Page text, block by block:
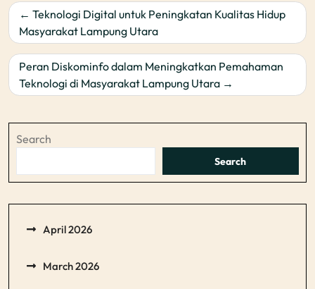
Post
navigation
Teknologi Digital untuk Peningkatan Kualitas Hidup
Masyarakat Lampung Utara
Peran Diskominfo dalam Meningkatkan Pemahaman
Teknologi di Masyarakat Lampung Utara
Search
Search
April 2026
March 2026